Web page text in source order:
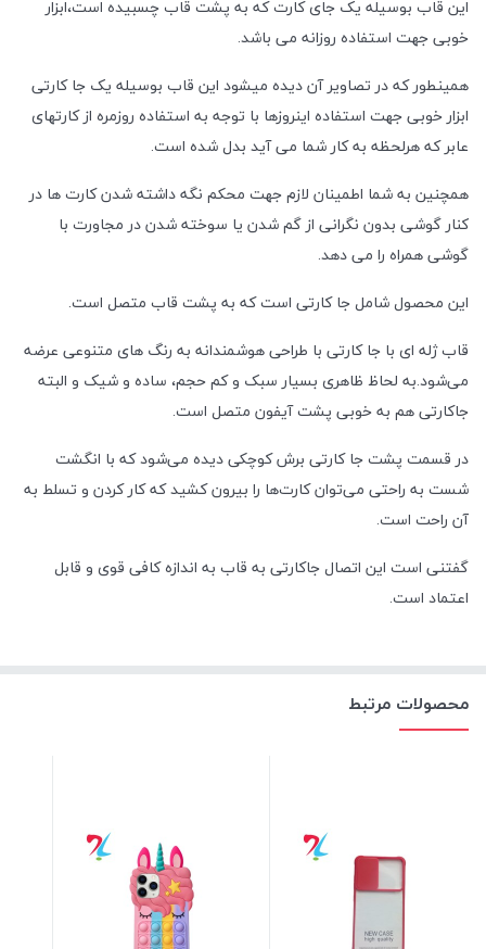
این قاب بوسیله یک جای کارت که به پشت قاب چسبیده است،ابزار
خوبی جهت استفاده روزانه می باشد.
همینطور که در تصاویر آن دیده میشود این قاب بوسیله یک جا کارتی
ابزار خوبی جهت استفاده اینروزها با توجه به استفاده روزمره از کارتهای
عابر که هرلحظه به کار شما می آید بدل شده است.
همچنین به شما اطمینان لازم جهت محکم نگه داشته شدن کارت ها در
کنار گوشی بدون نگرانی از گم شدن یا سوخته شدن در مجاورت با
گوشی همراه را می دهد.
این محصول شامل جا کارتی است که به پشت قاب متصل است.
قاب ژله ای با جا کارتی با طراحی هوشمندانه به رنگ های متنوعی عرضه
می‌شود.به لحاظ ظاهری بسیار سبک و کم حجم، ساده و شیک و البته
جاکارتی هم به خوبی پشت آیفون متصل است.
در قسمت پشت جا کارتی برش کوچکی دیده می‌شود که با انگشت
شست به راحتی می‌توان کارت‌ها را بیرون کشید که کار کردن و تسلط به
آن راحت است.
گفتنی است این اتصال جاکارتی به قاب به اندازه کافی قوی و قابل
اعتماد است.
محصولات مرتبط